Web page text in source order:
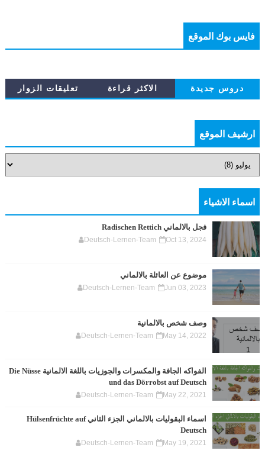
فايس بوك الموقع
دروس جديدة الاكثر قراءة تعليقات الزوار
ارشيف الموقع
اسماء الاشياء
فجل بالالماني Radischen Rettich
Deutsch-Lernen-Team Oct 13, 2024
موضوع عن العائلة بالالماني
Deutsch-Lernen-Team Jun 03, 2023
وصف شخص بالالمانية
Deutsch-Lernen-Team May 14, 2022
الفواكه الجافة والمكسرات والجوزيات باللغة الالمانية Die Nüsse
und das Dörrobst auf Deutsch
Deutsch-Lernen-Team May 22, 2021
اسماء البقوليات بالالماني الجزء الثاني Hülsenfrüchte auf
Deutsch
Deutsch-Lernen-Team May 19, 2021